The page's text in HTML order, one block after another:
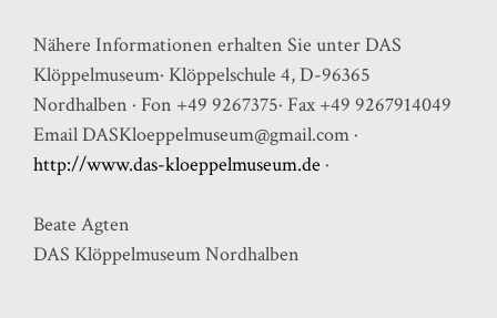
Nähere Informationen erhalten Sie unter DAS
Klöppelmuseum· Klöppelschule 4, D-96365
Nordhalben · Fon +49 9267375· Fax +49 9267914049
Email DASKloeppelmuseum@gmail.com ·
http://www.das-kloeppelmuseum.de ·
Beate Agten
DAS Klöppelmuseum Nordhalben